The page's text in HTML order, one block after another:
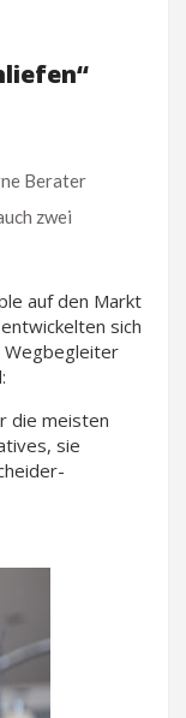
Berater
zwei
auf den Markt
sich
Wegbegleiter
die meisten
sie